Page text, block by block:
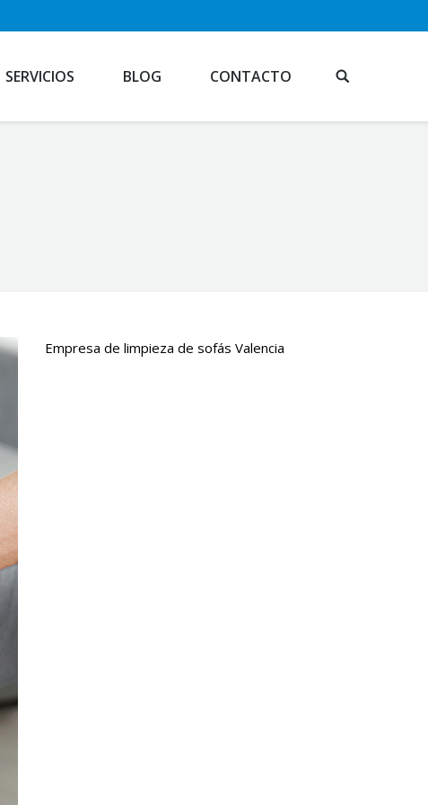
SERVICIOS BLOG CONTACTO
Empresa de limpieza de sofás Valencia